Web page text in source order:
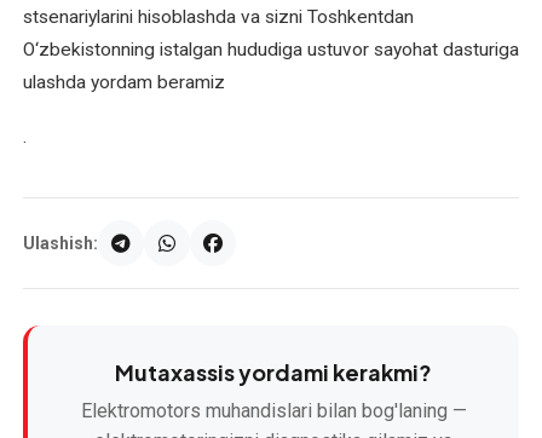
stsenariylarini hisoblashda va sizni Toshkentdan
O‘zbekistonning istalgan hududiga ustuvor sayohat dasturiga
ulashda yordam beramiz
.
Ulashish:
Mutaxassis yordami kerakmi?
Elektromotors muhandislari bilan bog'laning —